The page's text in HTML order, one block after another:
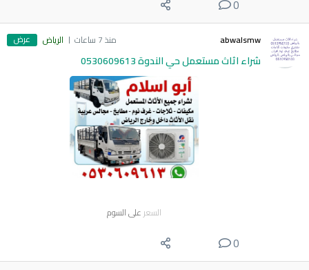
0
abwalsmw منذ 7 ساعات الرياض عرض
شراء اثاث مستعمل حي الندوة 0530609613
السعر على السوم
0